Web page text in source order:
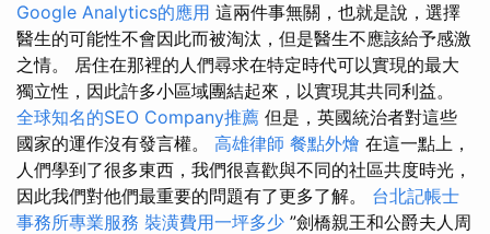
Google Analytics的應用 這兩件事無關，也就是說，選擇
醫生的可能性不會因此而被淘汰，但是醫生不應該給予感激
之情。 居住在那裡的人們尋求在特定時代可以實現的最大
獨立性，因此許多小區域團結起來，以實現其共同利益。
全球知名的SEO Company推薦 但是，英國統治者對這些
國家的運作沒有發言權。 高雄律師 餐點外燴 在這一點上，
人們學到了很多東西，我們很喜歡與不同的社區共度時光，
因此我們對他們最重要的問題有了更多了解。 台北記帳士
事務所專業服務 裝潢費用一坪多少 ”劍橋親王和公爵夫人周